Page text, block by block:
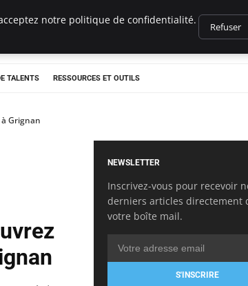
TALENTS RESSOURCES ET OUTILS
Grignan
NEWSLETTER
Inscrivez-vous pour recevoir
derniers articles directement
votre boîte mail.
S'INSCRIRE
notre politique de confidentialité.
Refuser